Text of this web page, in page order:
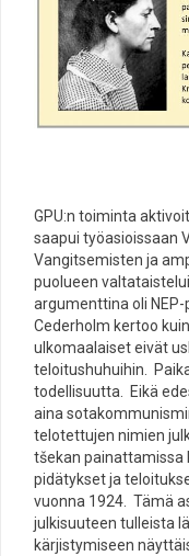
GPU:n toiminta
saapui työasioissaan
Vangitsemisten ja
puolueen
argumenttina oli
Cederholm kertoo
ulkomaalaiset eivät
teloitushuhuihin.
todellisuutta. Eikä
aina
telotettujen nimien
tšekan painattamissa
pidätykset ja
vuonna 1924. Tämä
julkisuuteen tulleista
kärjistymiseen